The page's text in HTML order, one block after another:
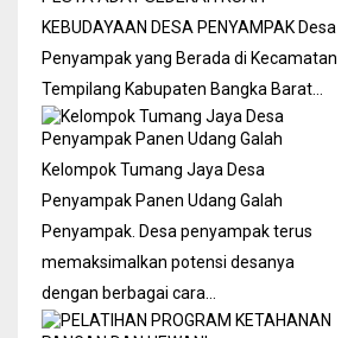
KEBUDAYAAN DESA PENYAMPAK Desa
Penyampak yang Berada di Kecamatan
Tempilang Kabupaten Bangka Barat…
Kelompok Tumang Jaya Desa
Penyampak Panen Udang Galah
Penyampak. Desa penyampak terus
memaksimalkan potensi desanya
dengan berbagai cara…